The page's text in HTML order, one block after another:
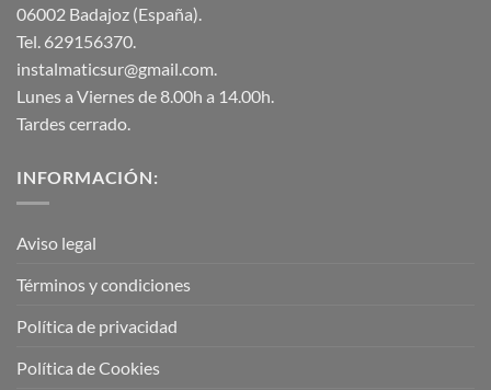
06002 Badajoz (España).
Tel. 629156370.
instalmaticsur@gmail.com.
Lunes a Viernes de 8.00h a 14.00h.
Tardes cerrado.
INFORMACIÓN:
Aviso legal
Términos y condiciones
Política de privacidad
Política de Cookies